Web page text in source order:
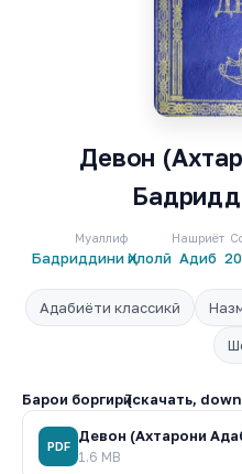
Барои боргирӣ (скачать,
PDF
Девон (Ахтарони
1.6 MB
Девон
Муаллиф
Бадриддини Ҳилолӣ
Нашриёт
Адиб
Адабиёти классикӣ